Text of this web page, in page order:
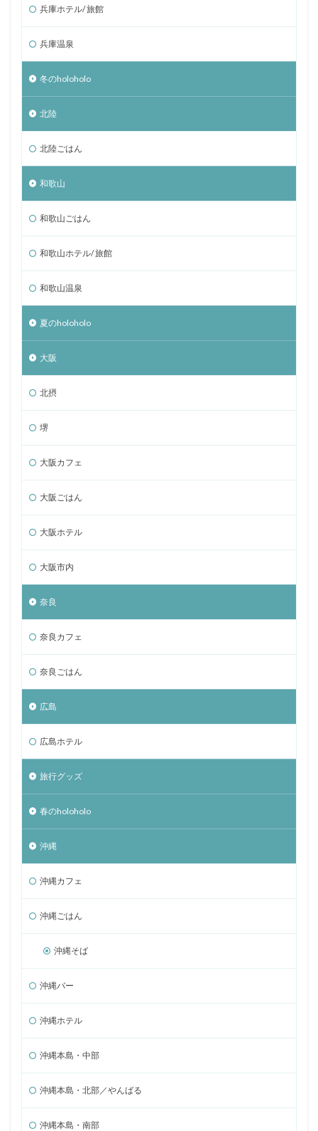
兵庫ホテル/ 旅館
兵庫温泉
冬のholoholo
北陸
北陸ごはん
和歌山
和歌山ごはん
和歌山ホテル/ 旅館
和歌山温泉
夏のholoholo
大阪
北摂
堺
大阪カフェ
大阪ごはん
大阪ホテル
大阪市内
奈良
奈良カフェ
奈良ごはん
広島
広島ホテル
旅行グッズ
春のholoholo
沖縄
沖縄カフェ
沖縄ごはん
沖縄そば
沖縄バー
沖縄ホテル
沖縄本島・中部
沖縄本島・北部／やんばる
沖縄本島・南部